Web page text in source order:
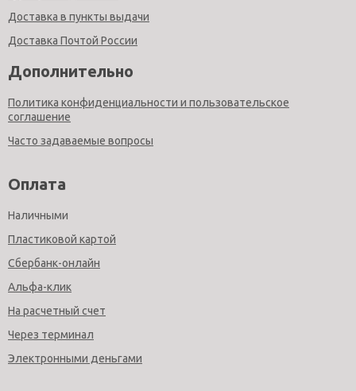
Доставка в пункты выдачи
Доставка Почтой России
Дополнительно
Политика конфиденциальности и пользовательское
соглашение
Часто задаваемые вопросы
Оплата
Наличными
Пластиковой картой
Сбербанк-онлайн
Альфа-клик
На расчетный счет
Через терминал
Электронными деньгами